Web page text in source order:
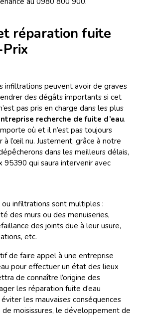
réparation fuite
Prix
infiltrations peuvent avoir de graves
des dégâts importants si cet
pas pris en charge dans les plus
recherche de fuite d’eau.
où et il n’est pas toujours
l’œil nu. Justement, grâce à notre
dans les meilleurs délais,
95390 qui saura intervenir avec
infiltrations sont multiples :
des murs ou des menuiseries,
des joints due à leur usure,
etc.
de faire appel à une entreprise
pour effectuer un état des lieux
de connaître l’origine des
les réparation fuite d’eau
les mauvaises conséquences
de moisissures, le développement de